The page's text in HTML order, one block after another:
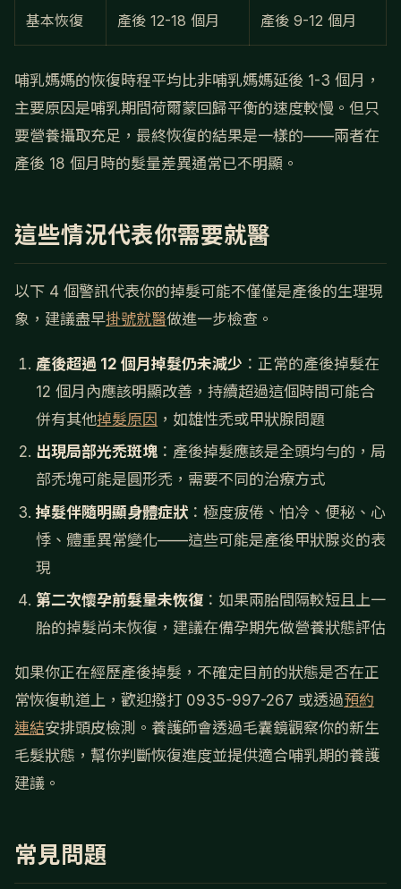
基本恢復 產後 12-18 個月 產後 9-12 個月
哺乳媽媽的恢復時程平均比非哺乳媽媽延後 1-3 個月，
主要原因是哺乳期間荷爾蒙回歸平衡的速度較慢。但只
要營養攝取充足，最終恢復的結果是一樣的——兩者在
產後 18 個月時的髮量差異通常已不明顯。
這些情況代表你需要就醫
以下 4 個警訊代表你的掉髮可能不僅僅是產後的生理現
象，建議盡早掛號就醫做進一步檢查。
產後超過 12 個月掉髮仍未減少 ：正常的產後掉髮在
12 個月內應該明顯改善，持續超過這個時間可能合
併有其他掉髮原因 ，如雄性禿或甲狀腺問題
出現局部光禿斑塊 ：產後掉髮應該是全頭均勻的，局
部禿塊可能是圓形禿，需要不同的治療方式
掉髮伴隨明顯身體症狀 ：極度疲倦、怕冷、便秘、心
悸、體重異常變化——這些可能是產後甲狀腺炎的表
現
第二次懷孕前髮量未恢復 ：如果兩胎間隔較短且上一
胎的掉髮尚未恢復，建議在備孕期先做營養狀態評估
如果你正在經歷產後掉髮，不確定目前的狀態是否在正
常恢復軌道上，歡迎撥打 0935-997-267 或透過預約
連結安排頭皮檢測。養護師會透過毛囊鏡觀察你的新生
毛髮狀態，幫你判斷恢復進度並提供適合哺乳期的養護
建議。
常見問題